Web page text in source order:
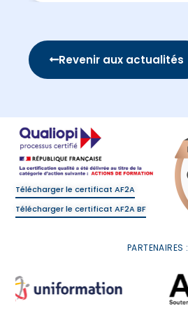
Revenir aux actualités
Télécharger le certificat AF2A
Télécharger le certificat AF2A BF
PARTENAIRES :